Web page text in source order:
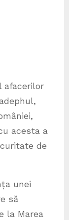
afacerilor
acesta a
de
unei
să
la Marea